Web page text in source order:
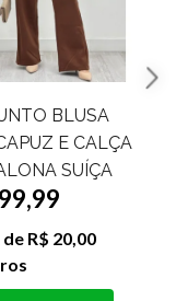
BLUSA
E CALÇA
SUÍÇA
R$ 20,00